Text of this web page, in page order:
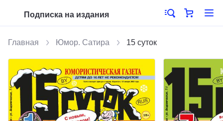
Подписка на издания
Главная Юмор. Сатира 15 суток